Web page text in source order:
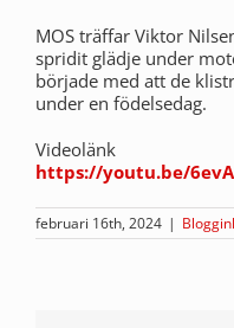
MOS träffar Viktor
spridit glädje under
började med att de
under en födelsedag.
Videolänk
https://youtu.be/
februari 16th, 2024 |